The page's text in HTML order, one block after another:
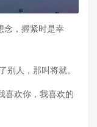
念，握紧时是幸
别人，那叫将就。
喜欢你，我喜欢的